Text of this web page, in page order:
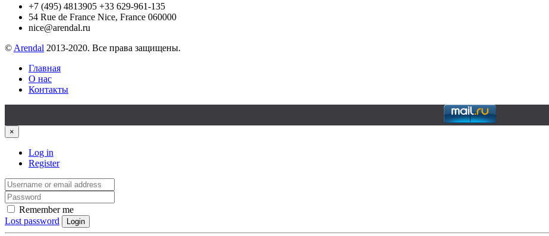
+7 (495) 4813905 +33 629-961-135
54 Rue de France Nice, France 060000
nice@arendal.ru
© Arendal 2013-2020. Все права защищены.
Главная
О нас
Контакты
×
Log in
Register
Remember me
Lost password
Login